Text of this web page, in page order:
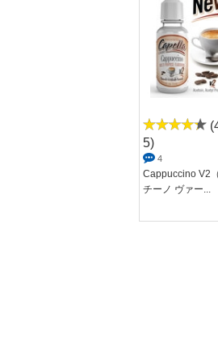
5)
4
Cappuccino V2
チーノ ヴァー...